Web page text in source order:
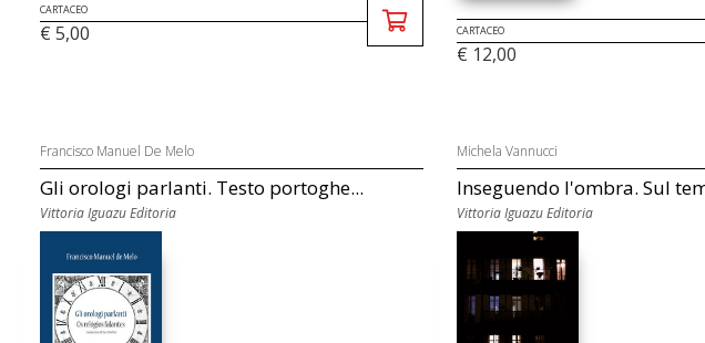
CARTACEO
€ 5,00 CARTACEO
€ 12,00
Francisco Manuel De Melo
Gli orologi parlanti. Testo portoghe...
Vittoria Iguazu Editoria
Michela Vannucci
Inseguendo l'ombra. Sul
Vittoria Iguazu Editoria